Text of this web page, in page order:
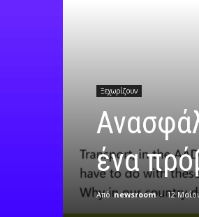
Ξεχωρίζουν
ένα
Από newsroom - 12